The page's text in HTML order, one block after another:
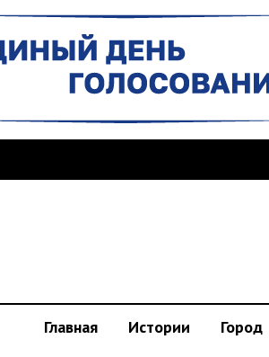
Главная Истории Город